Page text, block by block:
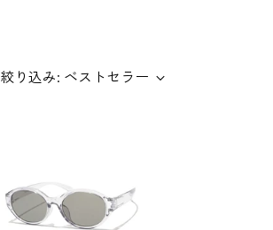
絞り込み: ベストセラー